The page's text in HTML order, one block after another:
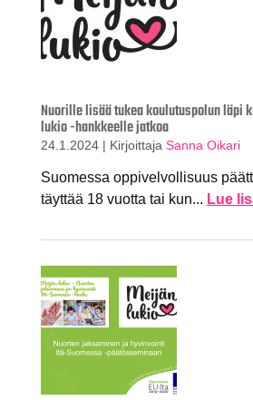
Nuorille lisää tukea koulutuspolun läpi
lukio -hankkeelle jatkoa
24.1.2024 | Kirjoittaja Sanna Oikari
Suomessa oppivelvollisuus
täyttää 18 vuotta tai kun... Lue